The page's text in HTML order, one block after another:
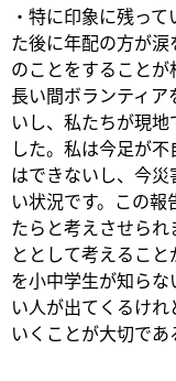
・特に印象に残っ
た後に年配の方が
のことをすることが
長い間ボランティ
いし、私たちが現
した。私は今足が
はできないし、今
い状況です。この
たらと考えさせら
ととして考えるこ
を小中学生が知ら
い人が出てくるけ
いくことが大切であ